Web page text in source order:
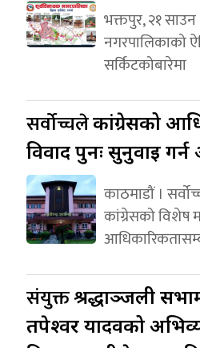
भक्तपुर, २१
नगरपालिकाको
सर्किटकोबारेमा
सर्वोच्चलेकांग्रेसको
विवाद पुनः सुनुवाइ
काठमाडौं ।
कांग्रेसको विशेष
संयुक्तश्रद्धाञ्जली
तपेश्वर यादवको